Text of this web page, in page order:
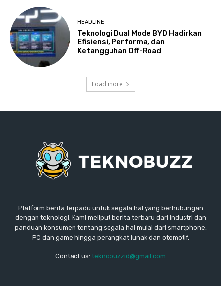
HEADLINE
Teknologi Dual Mode BYD Hadirkan
Efisiensi, Performa, dan
Ketangguhan Off-Road
Load more
Platform berita terpadu untuk segala hal yang berhubungan
dengan teknologi. Kami meliput berita terbaru dari industri dan
panduan konsumen tentang segala hal mulai dari smartphone,
PC dan game hingga perangkat lunak dan otomotif.
Contact us: teknobuzzid@gmail.com